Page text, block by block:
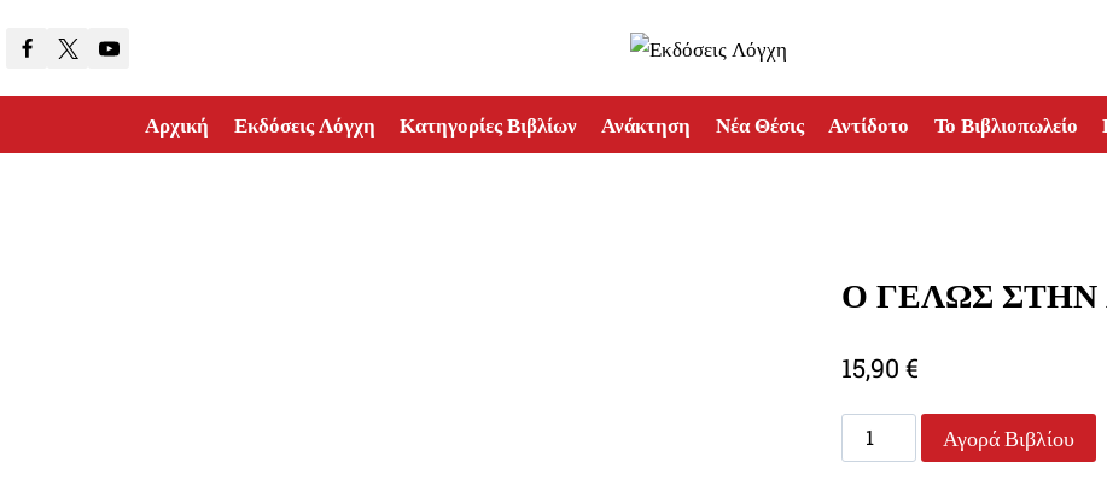
Αρχική Εκδόσεις Λόγχη Κατηγορίες Βιβλίων Ανάκτηση Νέα Θέσις Αντίδοτο Το Βιβλιοπωλείο
Ο ΓΕΛΩΣ ΣΤΗΝ
15,90 €
ΓΕΛΩΣ
Αγορά Βιβλίου